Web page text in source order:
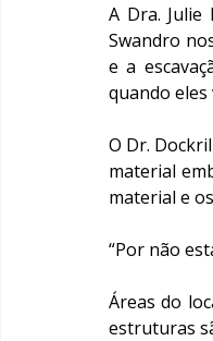
A Dra.
Swandro
e a
quando
O Dr.
material
material e
“Por não
Áreas do
estruturas